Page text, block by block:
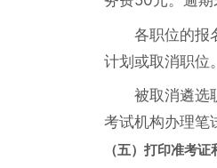
各职位的报
计划或取消职位。
被取消遴选
考试机构办理笔
（五）打印准考证